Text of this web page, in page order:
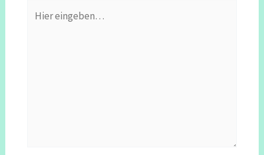
eingeben…